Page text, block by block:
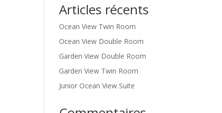
Articles récents
Ocean View Twin Room
Ocean View Double Room
Garden View Double Room
Garden View Twin Room
Junior Ocean View Suite